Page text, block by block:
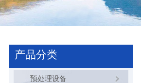
产品分类
预处理设备